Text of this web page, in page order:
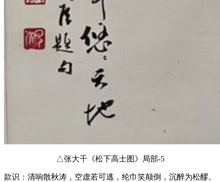
△张大千《松下高士图》局部-5
款识：清响散秋涛，空虚若可逃，纶巾笑颠倒，沉醉为松醪。